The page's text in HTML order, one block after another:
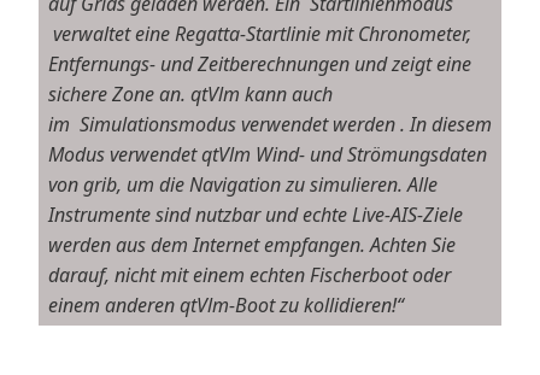
verwaltet eine Regatta-Startlinie mit Chronometer,
Entfernungs- und Zeitberechnungen und zeigt eine
sichere Zone an. qtVlm kann auch
im Simulationsmodus verwendet werden . In diesem
Modus verwendet qtVlm Wind- und Strömungsdaten
von grib, um die Navigation zu simulieren. Alle
Instrumente sind nutzbar und echte Live-AIS-Ziele
werden aus dem Internet empfangen. Achten Sie
darauf, nicht mit einem echten Fischerboot oder
einem anderen qtVlm-Boot zu kollidieren!“